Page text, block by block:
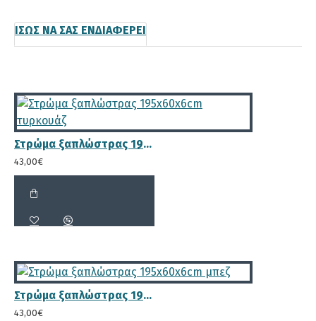
ΊΣΩΣ ΝΑ ΣΑΣ ΕΝΔΙΑΦΈΡΕΙ
Στρώμα ξαπλώστρας 195x60x6cm τυρκουάζ
43,00€
Στρώμα ξαπλώστρας 195x60x6cm μπεζ
43,00€